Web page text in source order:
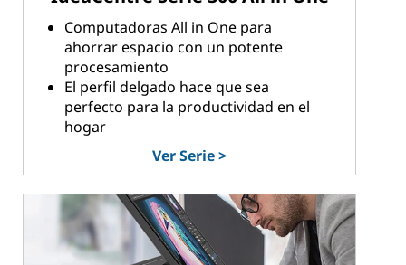
Computadoras All in One para
ahorrar espacio con un potente
procesamiento
El perfil delgado hace que sea
perfecto para la productividad en el
hogar
Ver Serie >